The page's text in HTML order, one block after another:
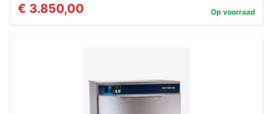
€ 3.850,00 Op voorraad